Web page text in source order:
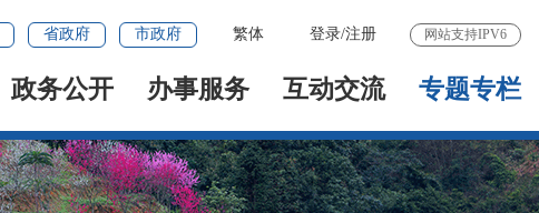
省政府 市政府 繁体 登录/注册 网站支持IPV6
政务公开 办事服务 互动交流 专题专栏